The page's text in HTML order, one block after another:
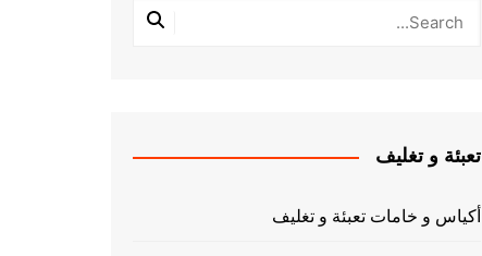
تعبئة و تغليف
أكياس و خامات تعبئة و تغليف